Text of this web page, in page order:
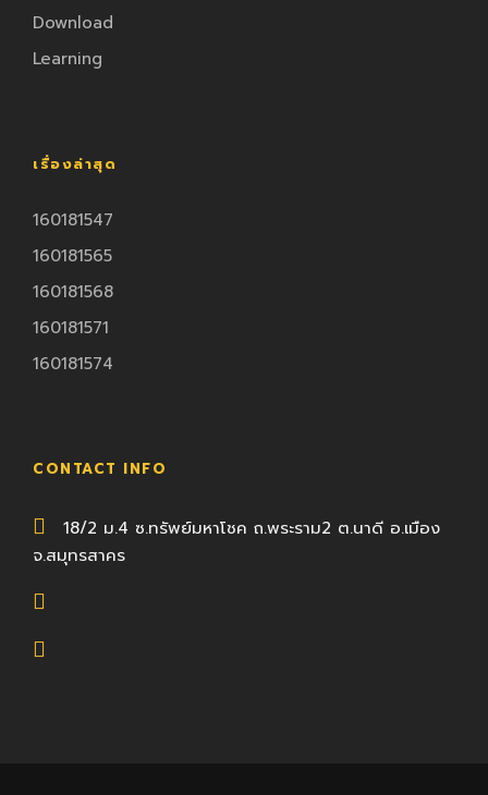
Download
Learning
เรื่องล่าสุด
160181547
160181565
160181568
160181571
160181574
CONTACT INFO
18/2 ม.4 ซ.ทรัพย์มหาโชค ถ.พระราม2 ต.นาดี อ.เมือง
จ.สมุทรสาคร